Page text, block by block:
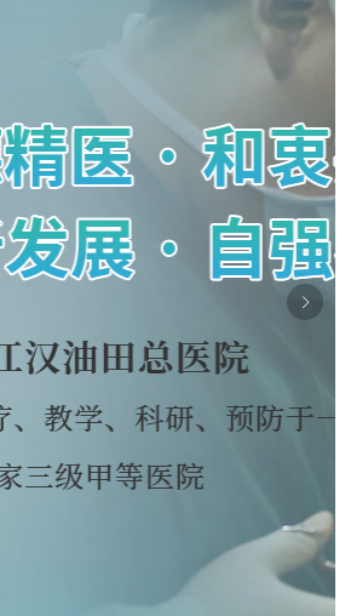
泵持续皮下注射胰岛素"计价
）医疗服务项目价格的公示
网站住院预交金收取公示
网站(五七院区)住院预交金收
金的通知
网站关于调整托老服务项目价
2026年7月6日--7月11日专家
地坪服务
年6月29日--7月4日专家
地坪服务
生专属肌肤蜕变方案上线
娩基本医疗费用"零自付"在正
幸福家|我院扎实开展防范非